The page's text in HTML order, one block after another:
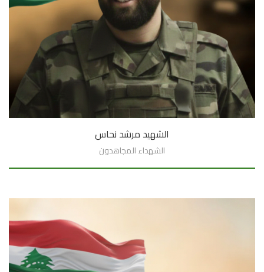
الشهيد مرشد نحاس
الشهداء المجاهدون
السيرة الذاتية